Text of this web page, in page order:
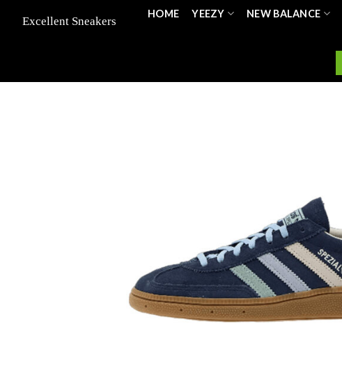
HOME YEEZY NEW BALANCE